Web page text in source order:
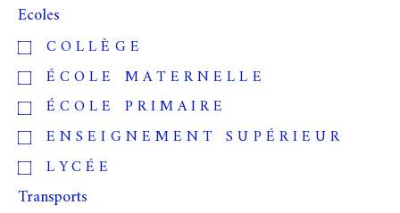
Ecoles
COLLÈGE
ÉCOLE MATERNELLE
ÉCOLE PRIMAIRE
ENSEIGNEMENT SUPÉRIEUR
LYCÉE
Transports